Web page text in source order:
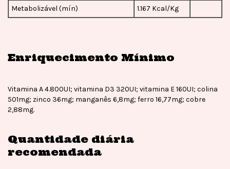
Metabolizável (mín)
1.167 Kcal/Kg
Enriquecimento Mínimo
Vitamina A 4.800UI; vitamina D3 320UI; vitamina E 160UI; colina
501mg; zinco 36mg; manganês 6,8mg; ferro 16,77mg; cobre
2,88mg.
Quantidade diária
recomendada